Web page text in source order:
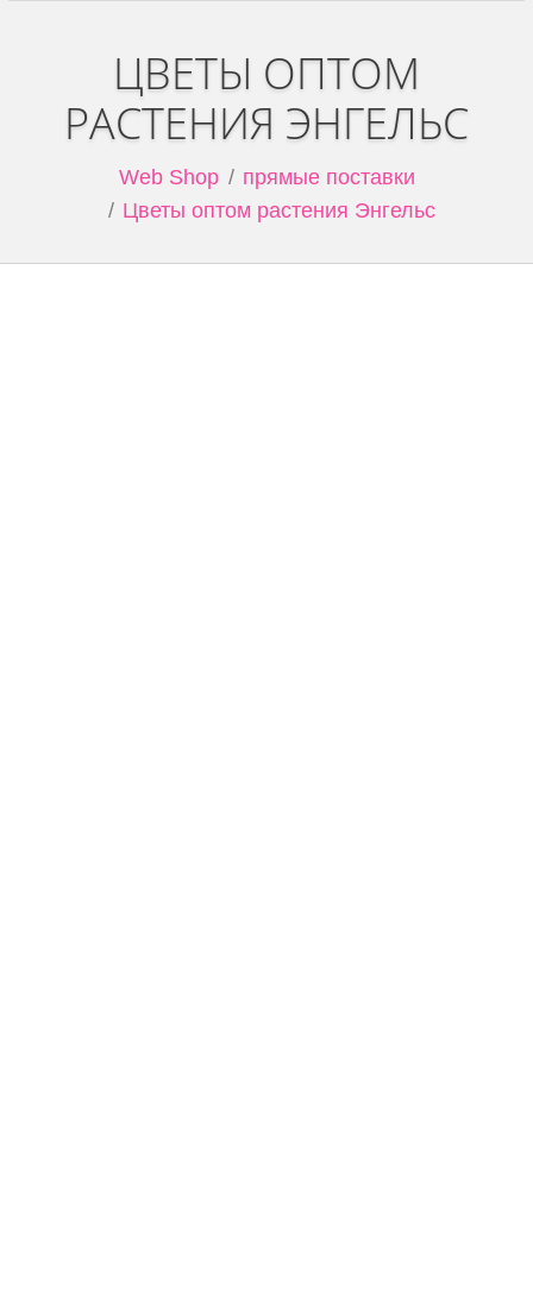
ЦВЕТЫ ОПТОМ
РАСТЕНИЯ ЭНГЕЛЬС
You are here:Web Shop
прямые поставки
Цветы оптом растения Энгельс